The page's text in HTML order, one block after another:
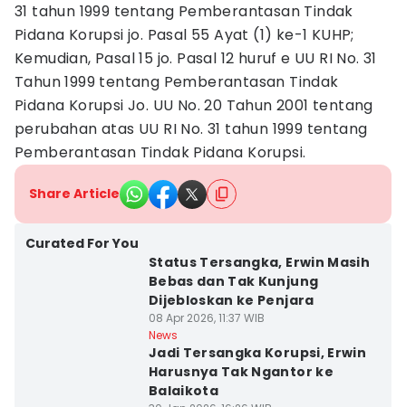
31 tahun 1999 tentang Pemberantasan Tindak
Pidana Korupsi jo. Pasal 55 Ayat (1) ke-1 KUHP;
Kemudian, Pasal 15 jo. Pasal 12 huruf e UU RI No. 31
Tahun 1999 tentang Pemberantasan Tindak
Pidana Korupsi Jo. UU No. 20 Tahun 2001 tentang
perubahan atas UU RI No. 31 tahun 1999 tentang
Pemberantasan Tindak Pidana Korupsi.
Share Article
Curated For You
Status Tersangka, Erwin Masih
Bebas dan Tak Kunjung
Dijebloskan ke Penjara
08 Apr 2026, 11:37 WIB
News
Jadi Tersangka Korupsi, Erwin
Harusnya Tak Ngantor ke
Balaikota